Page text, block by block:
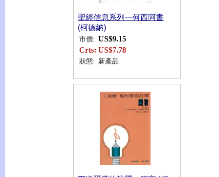
聖經信息系列—何西阿書
(柯德納)
市價: US$9.15
Crts: US$7.78
狀態: 新產品